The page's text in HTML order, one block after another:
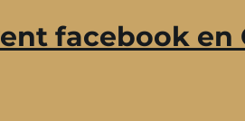
facebook en